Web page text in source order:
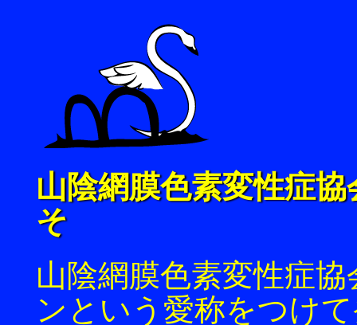
山陰網膜色素変性症
そ
山陰網膜色素変性症
ンという愛称をつけ